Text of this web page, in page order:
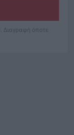
Διαγραφή όποτε